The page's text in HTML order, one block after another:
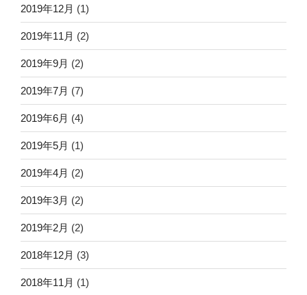
2019年12月 (1)
2019年11月 (2)
2019年9月 (2)
2019年7月 (7)
2019年6月 (4)
2019年5月 (1)
2019年4月 (2)
2019年3月 (2)
2019年2月 (2)
2018年12月 (3)
2018年11月 (1)